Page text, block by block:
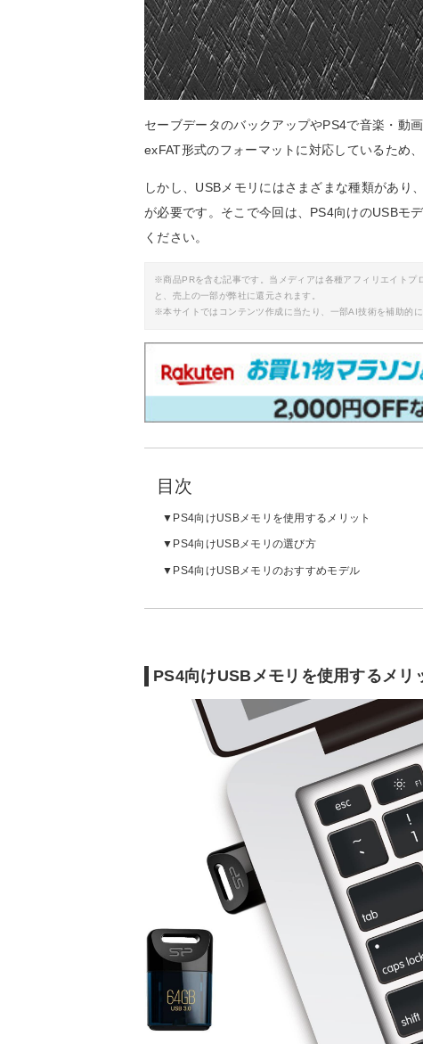
セーブデータのバックアップやPS4で音楽・動
exFAT形式のフォーマットに対応しているため
しかし、USBメモリにはさまざまな種類があり
が必要です。そこで今回は、PS4向けのUSBモ
ください。
※商品PRを含む記事です。当メディアは各種アフィリエイトプ
と、売上の一部が弊社に還元されます。
※本サイトではコンテンツ作成に当たり、一部AI技術を補助的に
目次
PS4向けUSBメモリを使用するメリット
PS4向けUSBメモリの選び方
PS4向けUSBメモリのおすすめモデル
PS4向けUSBメモリを使用するメリ